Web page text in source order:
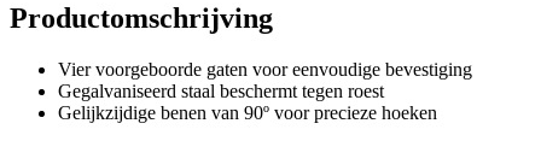
Productomschrijving
Vier voorgeboorde gaten voor eenvoudige bevestiging
Gegalvaniseerd staal beschermt tegen roest
Gelijkzijdige benen van 90º voor precieze hoeken